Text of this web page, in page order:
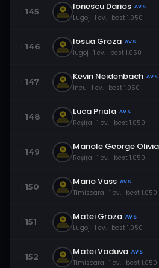
145 Ionescu Darios AVS
Lugoj · 1 ev. · best 1.050
146 Iosua Groza AVS
lugoj · 1 ev. · best 1.050
147 Kevin Neidenbach AVS
Ineu · 1 ev. · best 1.050
148 Luca Priala AVS
Reșița · 1 ev. · best 1.050
149 Manole George
Reșița · 1 ev. · best 1.050
150 Mario Vass AVS
Timisoara · 1 ev. · best 1.050
151 Matei Groza AVS
Lugoj · 1 ev. · best 1.050
152 Matei Vaduva AVS
Timisoara · 1 ev. · best 1.050